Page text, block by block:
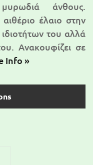
άνθους.
έλαιο στην
του αλλά
Ανακουφίζει σε
Info »